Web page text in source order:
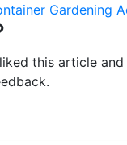
Gardening
this article